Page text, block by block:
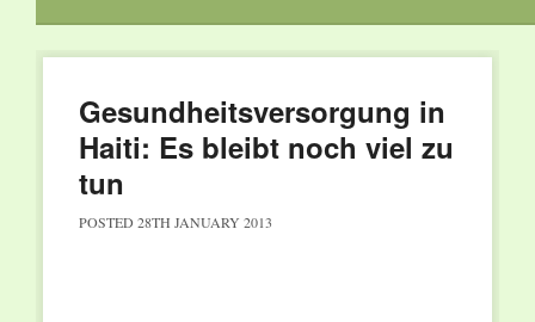
Gesundheitsversorgung in
Haiti: Es bleibt noch viel zu
tun
POSTED 28TH JANUARY 2013